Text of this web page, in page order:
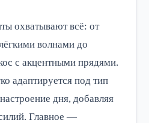
охватывают всё: от
волнами до
с акцентными прядями.
адаптируется под тип
дня, добавляя
Главное —